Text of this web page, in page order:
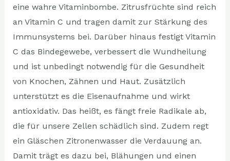
eine wahre Vitaminbombe. Zitrusfrüchte sind reich
an Vitamin C und tragen damit zur Stärkung des
Immunsystems bei. Darüber hinaus festigt Vitamin
C das Bindegewebe, verbessert die Wundheilung
und ist unbedingt notwendig für die Gesundheit
von Knochen, Zähnen und Haut. Zusätzlich
unterstützt es die Eisenaufnahme und wirkt
antioxidativ. Das heißt, es fängt freie Radikale ab,
die für unsere Zellen schädlich sind. Zudem regt
ein Gläschen Zitronenwasser die Verdauung an.
Damit trägt es dazu bei, Blähungen und einen